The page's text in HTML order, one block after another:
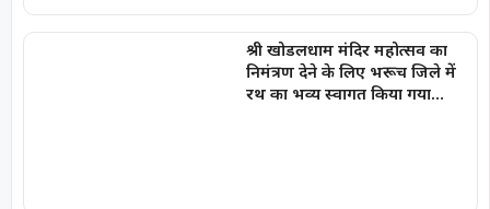
श्री खोडलधाम मंदिर महोत्सव का
निमंत्रण देने के लिए भरूच जिले में
रथ का भव्य स्वागत किया गया…